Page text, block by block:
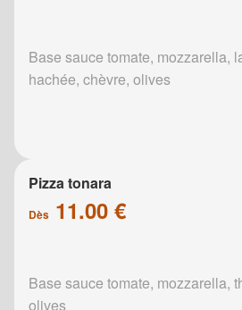
Base sauce tomate, mozzarella,
hachée, chèvre, olives
Pizza tonara
Dès 11.00 €
Base sauce tomate, mozzarella,
olives